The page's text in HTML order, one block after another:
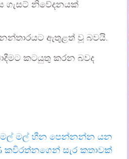
ගැසට් නිවේදනයක්
ඇතුළත් වූ බවයි.
කටයුතු කරන බවද
මල් හීන පෙන්නන්න යන
සැර කතාවක්